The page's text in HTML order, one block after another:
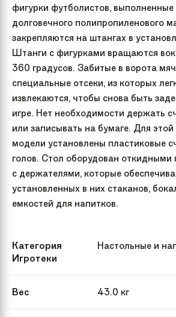
фигурки футболистов,
долговечного полипропиленового
закрепляются на штангах в
Штанги с фигурками вращаются
360 градусов. Забитые в ворота
специальные отсеки, из которых
извлекаются, чтобы снова быть
игре. Нет необходимости держать
или записывать на бумаге. Для
модели установлены пластиковые
голов. Стол оборудован откидными
с держателями, которые
установленных в них стаканов,
емкостей для напитков.
Категория
Игротеки
Настольные и
Вес 43.0 кг